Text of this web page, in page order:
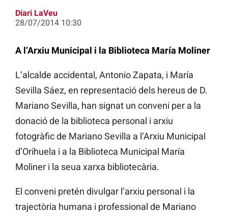
Diari LaVeu
28/07/2014 10:30
A l’Arxiu Municipal i la Biblioteca María Moliner
L’alcalde accidental, Antonio Zapata, i María
Sevilla Sáez, en representació dels hereus de D.
Mariano Sevilla, han signat un conveni per a la
donació de la biblioteca personal i arxiu
fotogràfic de Mariano Sevilla a l’Arxiu Municipal
d’Orihuela i a la Biblioteca Municipal María
Moliner i la seua xarxa bibliotecària.
El conveni pretén divulgar l’arxiu personal i la
trajectòria humana i professional de Mariano